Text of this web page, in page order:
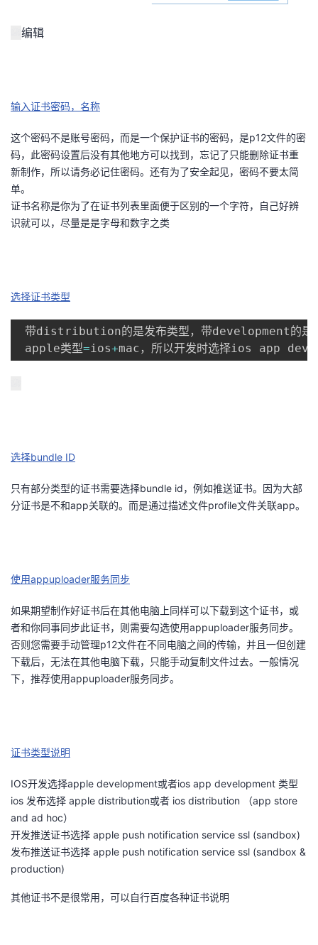
程
认
证
的
实
验
我
的
收
藏
技
支
持
的
声
建
议
编辑
输入证书密码，名称
这个密码不是账号密码，而是一个保护证书的密码，是p12文件的密
码，此密码设置后没有其他地方可以找到，忘记了只能删除证书重
新制作，所以请务必记住密码。还有为了安全起见，密码不要太简
单。
证书名称是你为了在证书列表里面便于区别的一个字符，自己好辨
识就可以，尽量是是字母和数字之类
选择证书类型
带distribution的是发布类型，带development的是
apple类型=ios+
选择bundle ID
只有部分类型的证书需要选择bundle id，例如推送证书。因为大部
分证书是不和app关联的。而是通过描述文件profile文件关联app。
使用appuploader服务同步
如果期望制作好证书后在其他电脑上同样可以下载到这个证书，或
者和你同事同步此证书，则需要勾选使用appuploader服务同步。
否则您需要手动管理p12文件在不同电脑之间的传输，并且一但创建
下载后，无法在其他电脑下载，只能手动复制文件过去。一般情况
下，推荐使用appuploader服务同步。
证书类型说明
IOS开发选择apple development或者ios app development 类型
ios 发布选择 apple distribution或者 ios distribution （app store
and ad hoc）
开发推送证书选择 apple push notification service ssl (sandbox)
发布推送证书选择 apple push notification service ssl (sandbox &
production)
其他证书不是很常用，可以自行百度各种证书说明